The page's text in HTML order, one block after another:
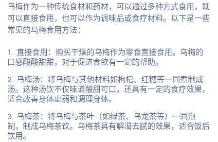
乌梅作为一种传统食材和药材，可以通过多种方式食用，既
可以直接食用，也可以作为调味品或食疗材料。以下是一些
常见的乌梅食用方法：
直接食用：购买干燥的乌梅作为零食直接食用。乌梅的
口感酸酸甜甜，对于促进食欲有一定的帮助。
乌梅汤：将乌梅与其他材料如枸杞、红糖等一同煮制成
汤。这种汤饮不仅味道酸甜可口，还具有一定的食疗效果，
适合改善身体虚弱和调理身体。
乌梅茶：将乌梅与茶叶（如绿茶、乌龙茶等）一同泡
制，制成乌梅茶饮。乌梅茶具有解渴去腻的效果，适合饭后
饮用。